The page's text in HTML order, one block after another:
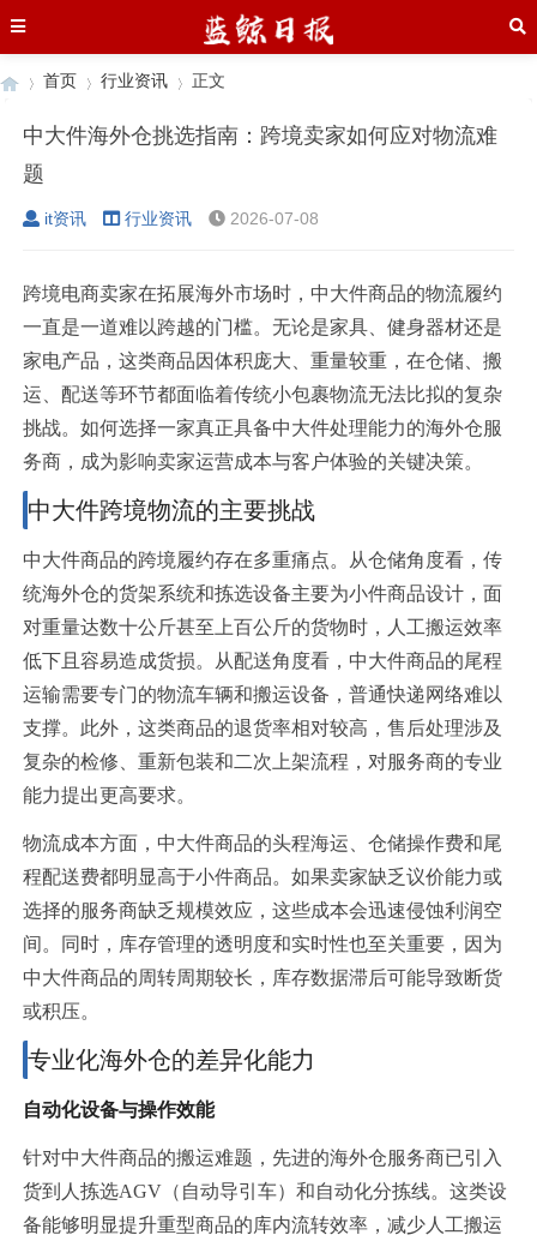
›
首页 行业资讯 正文
中大件海外仓挑选指南：跨境卖家如何应对物流难
题
it资讯 行业资讯 2026-07-08
跨境电商卖家在拓展海外市场时，中大件商品的物流履约
一直是一道难以跨越的门槛。无论是家具、健身器材还是
家电产品，这类商品因体积庞大、重量较重，在仓储、搬
运、配送等环节都面临着传统小包裹物流无法比拟的复杂
挑战。如何选择一家真正具备中大件处理能力的海外仓服
务商，成为影响卖家运营成本与客户体验的关键决策。
中大件跨境物流的主要挑战
中大件商品的跨境履约存在多重痛点。从仓储角度看，传
统海外仓的货架系统和拣选设备主要为小件商品设计，面
对重量达数十公斤甚至上百公斤的货物时，人工搬运效率
低下且容易造成货损。从配送角度看，中大件商品的尾程
运输需要专门的物流车辆和搬运设备，普通快递网络难以
支撑。此外，这类商品的退货率相对较高，售后处理涉及
复杂的检修、重新包装和二次上架流程，对服务商的专业
能力提出更高要求。
物流成本方面，中大件商品的头程海运、仓储操作费和尾
程配送费都明显高于小件商品。如果卖家缺乏议价能力或
选择的服务商缺乏规模效应，这些成本会迅速侵蚀利润空
间。同时，库存管理的透明度和实时性也至关重要，因为
中大件商品的周转周期较长，库存数据滞后可能导致断货
或积压。
专业化海外仓的差异化能力
自动化设备与操作效能
针对中大件商品的搬运难题，先进的海外仓服务商已引入
货到人拣选AGV（自动导引车）和自动化分拣线。这类设
备能够明显提升重型商品的库内流转效率，减少人工搬运